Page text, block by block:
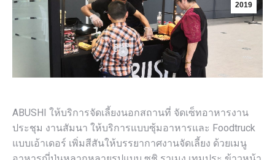
2019
ABUSHI ให้บริการจัดเลี้ยงนอกสถานท ี่ จัดเซ็ทอาหารงาน
ประชุม งานสัมนา ให้บริการแบบซุ้มอาหารและ Foodtruck
แบบเอ้าเดอร์ เพิ่มสีสันให้บรรยากาศงานจัดเลี้ยง ด้วยเมนู